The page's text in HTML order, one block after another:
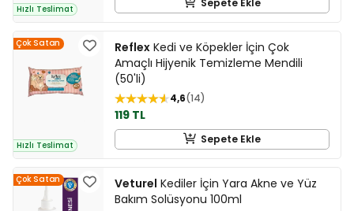
Hızlı Teslimat Sepete Ekle
Çok Satan
Hızlı Teslimat
Reflex Kedi ve Köpekler İçin Çok
Amaçlı Hijyenik Temizleme Mendili
(50'li)
4,6 14
119 TL
Sepete Ekle
Çok Satan Veturel Kediler İçin Yara Akne ve Yüz
Bakım Solüsyonu 100ml